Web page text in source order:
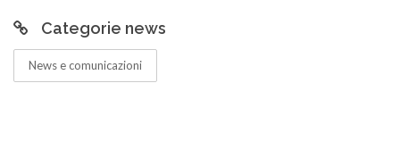
Categorie news
News e comunicazioni